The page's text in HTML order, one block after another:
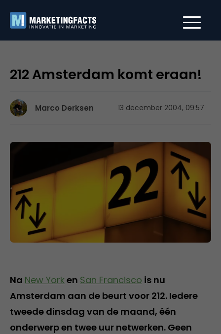
212 Amsterdam komt eraan!
Marco Derksen 13 december 2004, 09:57
Na New York en San Francisco is nu
Amsterdam aan de beurt voor 212. Iedere
tweede dinsdag van de maand, één
onderwerp en twee uur netwerken. Geen